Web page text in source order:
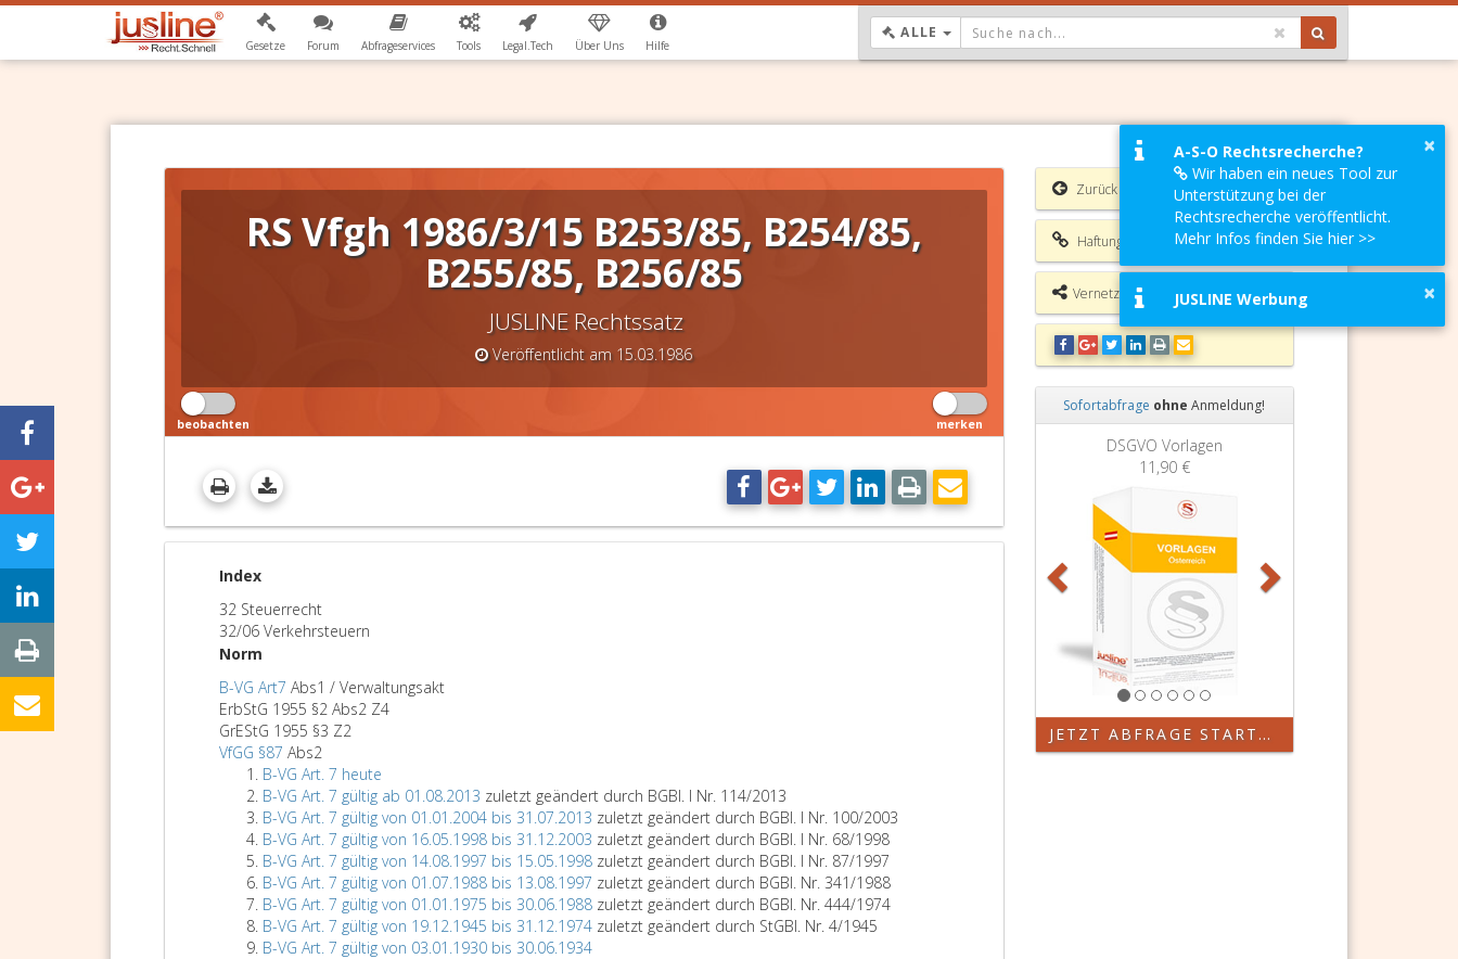
Gesetze Forum Abfrageservices Tools Legal.Tech Über Uns Hilfe
ALLE DROPDOWN: GEWÄHLTER WERT IST ALLE
RS Vfgh 1986/3/15 B253/85, B254/85,
B255/85, B256/85
JUSLINE Rechtssatz
Veröffentlicht am 15.03.1986
beobachten merken
Index
32 Steuerrecht
32/06 Verkehrsteuern
Norm
B-VG Art7 Abs1 / Verwaltungsakt
ErbStG 1955 §2 Abs2 Z4
GrEStG 1955 §3 Z2
VfGG §87 Abs2
B-VG Art. 7 heute
B-VG Art. 7 gültig ab 01.08.2013 zuletzt geändert durch BGBl. I Nr. 114/2013
B-VG Art. 7 gültig von 01.01.2004 bis 31.07.2013 zuletzt geändert durch BGBl. I Nr. 100/2003
B-VG Art. 7 gültig von 16.05.1998 bis 31.12.2003 zuletzt geändert durch BGBl. I Nr. 68/1998
B-VG Art. 7 gültig von 14.08.1997 bis 15.05.1998 zuletzt geändert durch BGBl. I Nr. 87/1997
B-VG Art. 7 gültig von 01.07.1988 bis 13.08.1997 zuletzt geändert durch BGBl. Nr. 341/1988
B-VG Art. 7 gültig von 01.01.1975 bis 30.06.1988 zuletzt geändert durch BGBl. Nr. 444/1974
B-VG Art. 7 gültig von 19.12.1945 bis 31.12.1974 zuletzt geändert durch StGBl. Nr. 4/1945
B-VG Art. 7 gültig von 03.01.1930 bis 30.06.1934
Zurück
Haftungsausschluss
Vernetzungsmöglichkeiten
Sofortabfrage ohne Anmeldung!
DSGVO Vorlagen
11,90 €
Zurück
JETZT ABFRAGE STARTEN
×
A-S-O Rechtsrecherche?
Wir haben ein neues Tool zur
Unterstützung bei der
Rechtsrecherche veröffentlicht.
Mehr Infos finden Sie hier >>
×
JUSLINE Werbung